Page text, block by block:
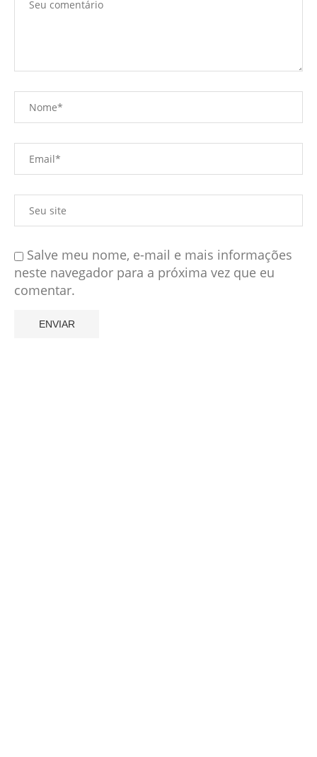
Salve meu nome, e-mail e mais informações
neste navegador para a próxima vez que eu
comentar.